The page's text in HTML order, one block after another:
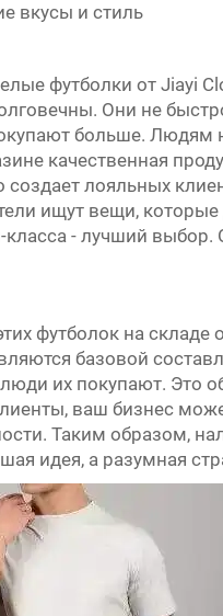
вкусы и стиль
футболки от Jiayi
Они не
больше. Людям
качественная
лояльных
ищут вещи,
- лучший выбор.
футболок на складе
базовой
их покупают. Это
ваш бизнес
Таким образом,
идея, а разумная